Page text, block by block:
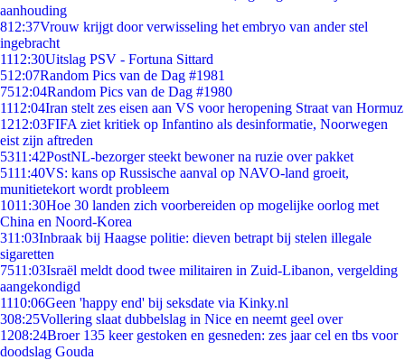
aanhouding
812:37Vrouw krijgt door verwisseling het embryo van ander stel
ingebracht
1112:30Uitslag PSV - Fortuna Sittard
512:07Random Pics van de Dag #1981
7512:04Random Pics van de Dag #1980
1112:04Iran stelt zes eisen aan VS voor heropening Straat van Hormuz
1212:03FIFA ziet kritiek op Infantino als desinformatie, Noorwegen
eist zijn aftreden
5311:42PostNL-bezorger steekt bewoner na ruzie over pakket
5111:40VS: kans op Russische aanval op NAVO-land groeit,
munitietekort wordt probleem
1011:30Hoe 30 landen zich voorbereiden op mogelijke oorlog met
China en Noord-Korea
311:03Inbraak bij Haagse politie: dieven betrapt bij stelen illegale
sigaretten
7511:03Israël meldt dood twee militairen in Zuid-Libanon, vergelding
aangekondigd
1110:06Geen 'happy end' bij seksdate via Kinky.nl
308:25Vollering slaat dubbelslag in Nice en neemt geel over
1208:24Broer 135 keer gestoken en gesneden: zes jaar cel en tbs voor
doodslag Gouda